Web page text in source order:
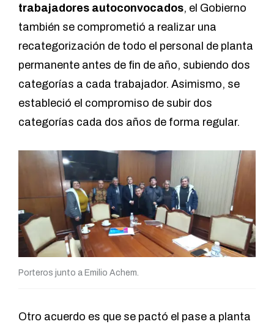
trabajadores autoconvocados, el Gobierno
también se comprometió a realizar una
recategorización de todo el personal de planta
permanente antes de fin de año, subiendo dos
categorías a cada trabajador. Asimismo, se
estableció el compromiso de subir dos
categorías cada dos años de forma regular.
Porteros junto a Emilio Achem.
Otro acuerdo es que se pactó el pase a planta